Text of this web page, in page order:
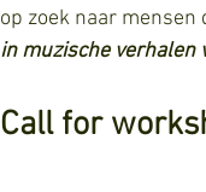
op zoek naar
in muzische verhalen
Call for